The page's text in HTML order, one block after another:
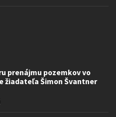
prenájmu pozemkov vo
žiadateľa Šimon Švantner